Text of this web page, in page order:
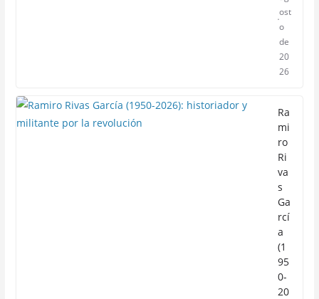
ost
o
de
20
26
Ra
mi
ro
Ri
va
s
Ga
rcí
a
(1
95
0-
20